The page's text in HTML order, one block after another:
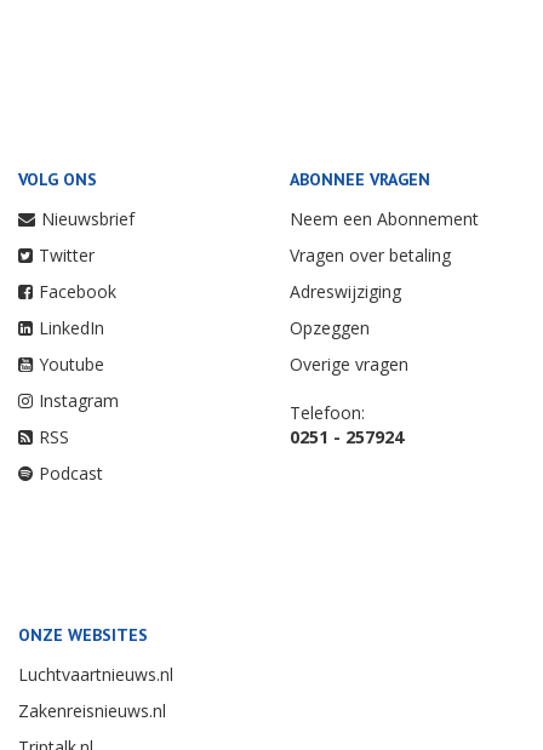
VOLG ONS
Nieuwsbrief
Twitter
Facebook
LinkedIn
Youtube
Instagram
RSS
Podcast
ABONNEE VRAGEN
Neem een Abonnement
Vragen over betaling
Adreswijziging
Opzeggen
Overige vragen
Telefoon:
0251 - 257924
ONZE WEBSITES
Luchtvaartnieuws.nl
Zakenreisnieuws.nl